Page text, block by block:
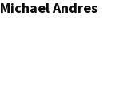
Michael Andres